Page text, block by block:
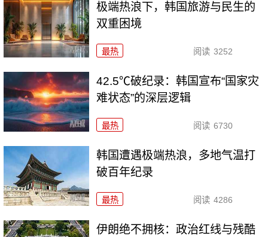
极端热浪下，韩国旅游与民生的
双重困境
最热 阅读 3252
42.5℃破纪录：韩国宣布“国家灾
难状态”的深层逻辑
最热 阅读 6730
韩国遭遇极端热浪，多地气温打
破百年纪录
最热 阅读 4286
伊朗绝不拥核：政治红线与残酷